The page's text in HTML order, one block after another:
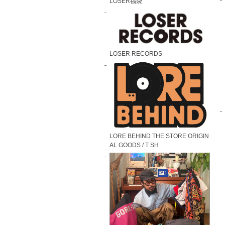
LOSER RECORDS
LORE BEHIND THE STORE ORIGIN
AL GOODS / T SH